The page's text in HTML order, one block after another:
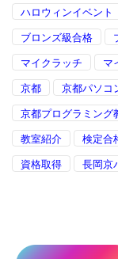
ハロウィンイベント
ブロンズ級合格
マイクラッチ マ
京都 京都パソコ
京都プログラミング
教室紹介 検定合
資格取得 長岡京